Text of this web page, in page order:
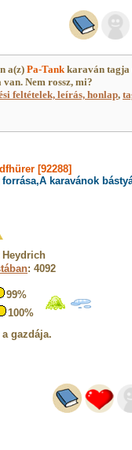
a(z) Pa-Tankkaraván tagja
van. Nem rossz, mi?
feltételek, leírás, honlap,
[92288]
karavánok
: 4092
99%
100%
gazdája.